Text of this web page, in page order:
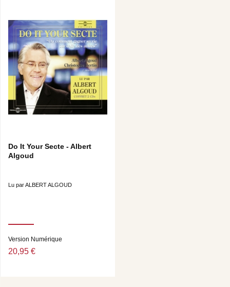
Do It Your Secte - Albert
Algoud
Lu par ALBERT ALGOUD
Version Numérique
20,95 €